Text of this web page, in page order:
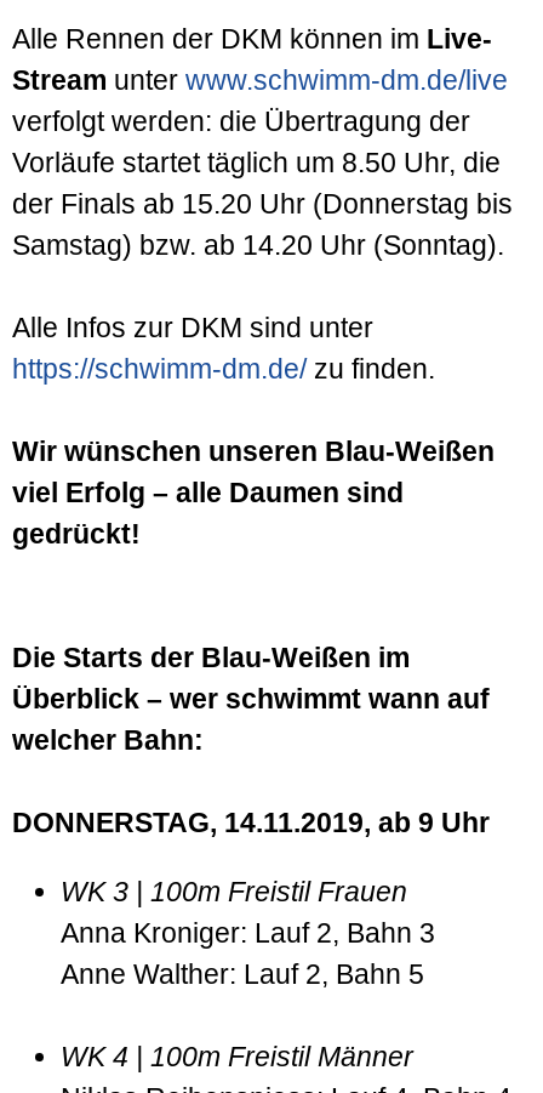
Alle Rennen der DKM können im Live-
Stream unter www.schwimm-dm.de/live
verfolgt werden: die Übertragung der
Vorläufe startet täglich um 8.50 Uhr, die
der Finals ab 15.20 Uhr (Donnerstag bis
Samstag) bzw. ab 14.20 Uhr (Sonntag).
Alle Infos zur DKM sind unter
https://schwimm-dm.de/zu finden.
Wir wünschen unseren Blau-Weißen
viel Erfolg – alle Daumen sind
gedrückt!
Die Starts der Blau-Weißen im
Überblick – wer schwimmt wann auf
welcher Bahn:
DONNERSTAG, 14.11.2019, ab 9 Uhr
WK 3 | 100m Freistil Frauen
Anna Kroniger: Lauf 2, Bahn 3
Anne Walther: Lauf 2, Bahn 5
WK 4 | 100m Freistil Männer